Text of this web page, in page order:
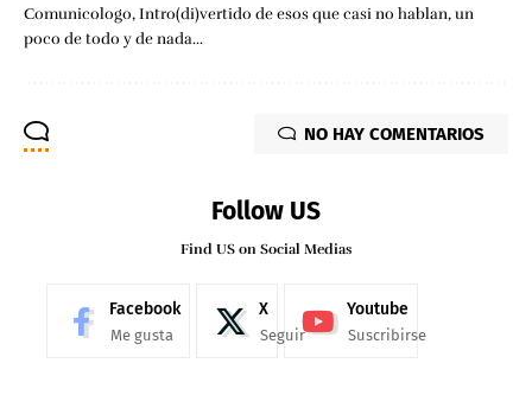
Comunicologo, Intro(di)vertido de esos que casi no hablan, un
poco de todo y de nada...
NO HAY COMENTARIOS
Follow US
Find US on Social Medias
Facebook
Me gusta
X
Seguir
Youtube
Suscribirse